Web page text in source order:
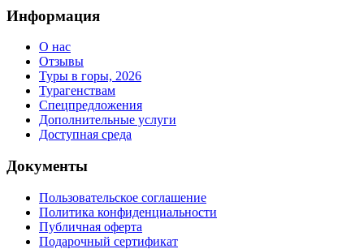
Информация
О нас
Отзывы
Туры в горы, 2026
Турагенствам
Спецпредложения
Дополнительные услуги
Доступная среда
Документы
Пользовательское соглашение
Политика конфиденциальности
Публичная оферта
Подарочный сертификат